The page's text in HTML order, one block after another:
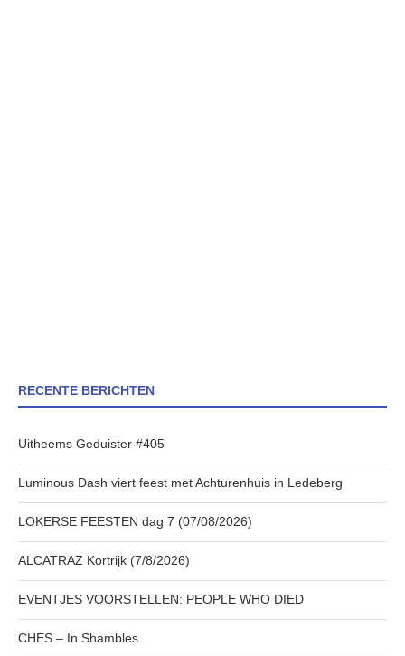
RECENTE BERICHTEN
Uitheems Geduister #405
Luminous Dash viert feest met Achturenhuis in Ledeberg
LOKERSE FEESTEN dag 7 (07/08/2026)
ALCATRAZ Kortrijk (7/8/2026)
EVENTJES VOORSTELLEN: PEOPLE WHO DIED
CHES – In Shambles